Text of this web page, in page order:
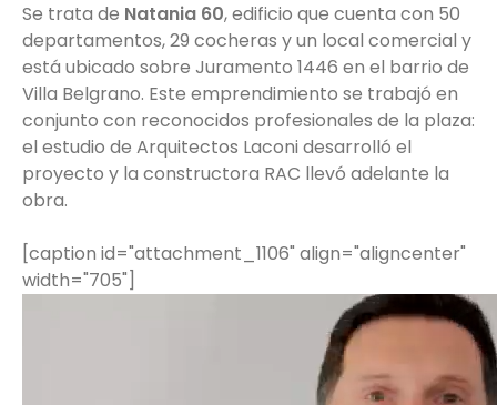
Se trata de Natania 60, edificio que cuenta con 50
departamentos, 29 cocheras y un local comercial y
está ubicado sobre Juramento 1446 en el barrio de
Villa Belgrano. Este emprendimiento se trabajó en
conjunto con reconocidos profesionales de la plaza:
el estudio de Arquitectos Laconi desarrolló el
proyecto y la constructora RAC llevó adelante la
obra.
[caption id="attachment_1106" align="aligncenter"
width="705"]